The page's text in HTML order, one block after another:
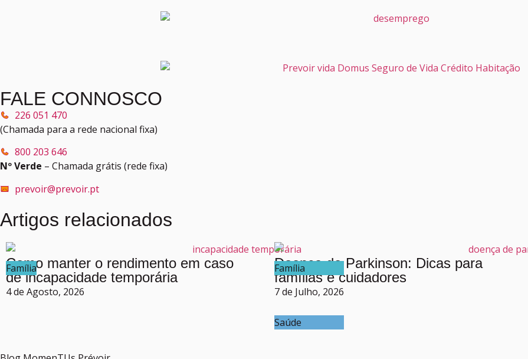
FALE CONNOSCO
226 051 470
(Chamada para a rede nacional fixa)
800 203 646
Nº Verde – Chamada grátis (rede fixa)
prevoir@prevoir.pt
Artigos relacionados
Família
Como manter o rendimento em caso
de incapacidade temporária
4 de Agosto, 2026
Família
Saúde
Doença de Parkinson: Dicas para
famílias e cuidadores
7 de Julho, 2026